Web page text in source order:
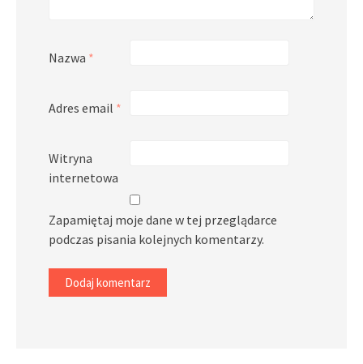
Nazwa *
Adres email *
Witryna
internetowa
Zapamiętaj moje dane w tej przeglądarce
podczas pisania kolejnych komentarzy.